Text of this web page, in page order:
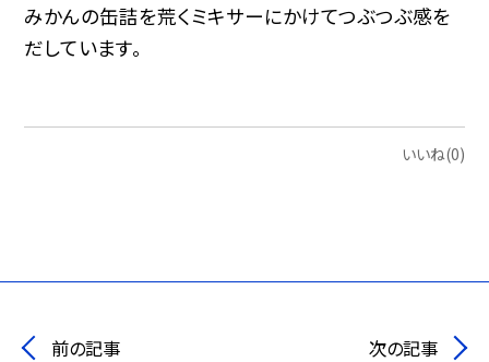
みかんの缶詰を荒くミキサーにかけてつぶつぶ感を
だしています。
いいね(0)
前の記事 次の記事